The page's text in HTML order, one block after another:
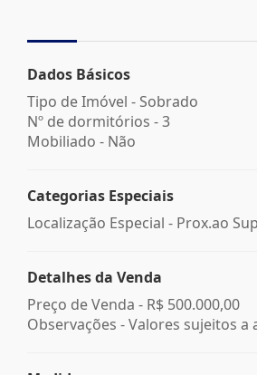
Dados Básicos
Tipo de Imóvel - Sobrado
Nº de dormitórios - 3
Mobiliado - Não
Categorias Especiais
Localização Especial - Prox.ao
Detalhes da Venda
Preço de Venda - R$ 500.000,00
Observações - Valores sujeitos a